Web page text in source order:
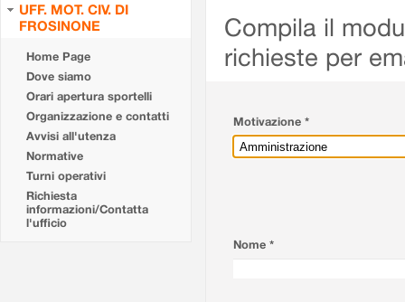
UFF. MOT. CIV. DI
FROSINONE
Home Page
Dove siamo
Orari apertura sportelli
Organizzazione e contatti
Avvisi all'utenza
Normative
Turni operativi
Richiesta
informazioni/Contatta
l'ufficio
Compila il
richieste per
Motivazione *
Nome *